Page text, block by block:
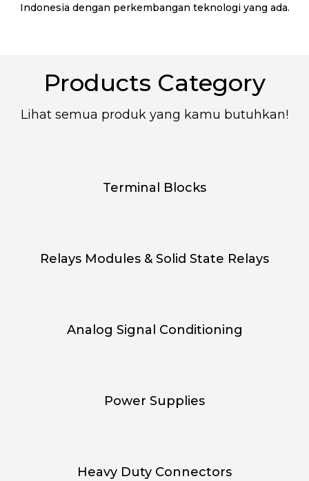
Indonesia dengan perkembangan teknologi yang ada.
Products Category
Lihat semua produk yang kamu butuhkan!
Terminal Blocks
Relays Modules & Solid State Relays
Analog Signal Conditioning
Power Supplies
Heavy Duty Connectors